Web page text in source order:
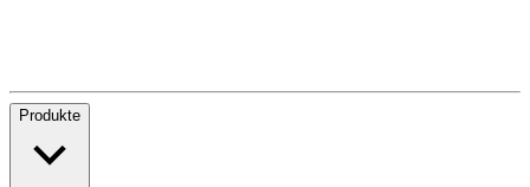
Produkte